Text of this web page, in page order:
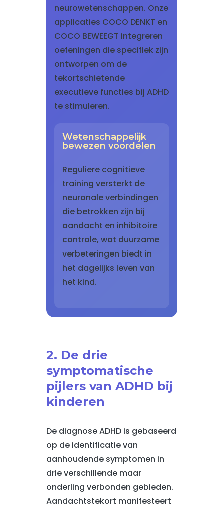
neurowetenschappen. Onze
applicaties COCO DENKT en
COCO BEWEEGT integreren
oefeningen die specifiek zijn
ontworpen om de
tekortschietende
executieve functies bij ADHD
te stimuleren.
Wetenschappelijk
bewezen voordelen
Reguliere cognitieve
training versterkt de
neuronale verbindingen
die betrokken zijn bij
aandacht en inhibitoire
controle, wat duurzame
verbeteringen biedt in
het dagelijks leven van
het kind.
2. De drie
symptomatische
pijlers van ADHD bij
kinderen
De diagnose ADHD is gebaseerd
op de identificatie van
aanhoudende symptomen in
drie verschillende maar
onderling verbonden gebieden.
Aandachtstekort manifesteert